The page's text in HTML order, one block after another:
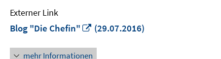
Externer Link
Blog "Die Chefin"
In
Fenster
(29.07.2016)
mehr Informationen